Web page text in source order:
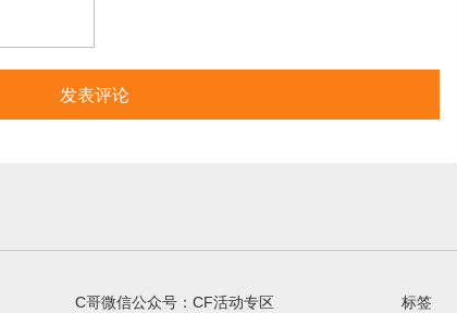
C哥微信公众号：CF活动专区 标签